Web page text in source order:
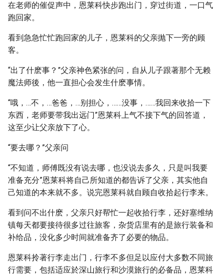
在老师的催促声中，恩莱科快步跑出门，穿过街道，一口气
跑回家。
看到急急忙忙跑回家的儿子，恩莱科的父亲抛下一旁的顾
客。
“出了什麽事？”父亲神色紧张的问，自从儿子跟著那个无赖
魔法师後，他一直担心会发生什麽事情。
“哦，…不，…爸爸，…别担心，……没事，……我回来收拾一下
东西，老师要带我出远门”恩莱科上气不接下气的回答道，
这至少让父亲放下了心。
“要去哪？”父亲问
“不知道，师傅既没有说去哪，也没说去多久，只是叫我要
准备充分”恩莱科将自己所知道的都告诉了父亲，其实他自
己知道的本来就不多。说完恩莱科就自顾自收拾起行李来。
看到问不出什麽，父亲只好帮忙一起收拾行李，还好塞维纳
镇每天都要接待很多过往旅客，杂货店里有的是旅行装备和
补给品，没化多少时间就准备齐了必要的物品。
恩莱科拎著行李走出门，行李不多但足以应付大多数不同旅
行需要，包括适应於深山旅行和沙漠旅行的必备品，恩莱科